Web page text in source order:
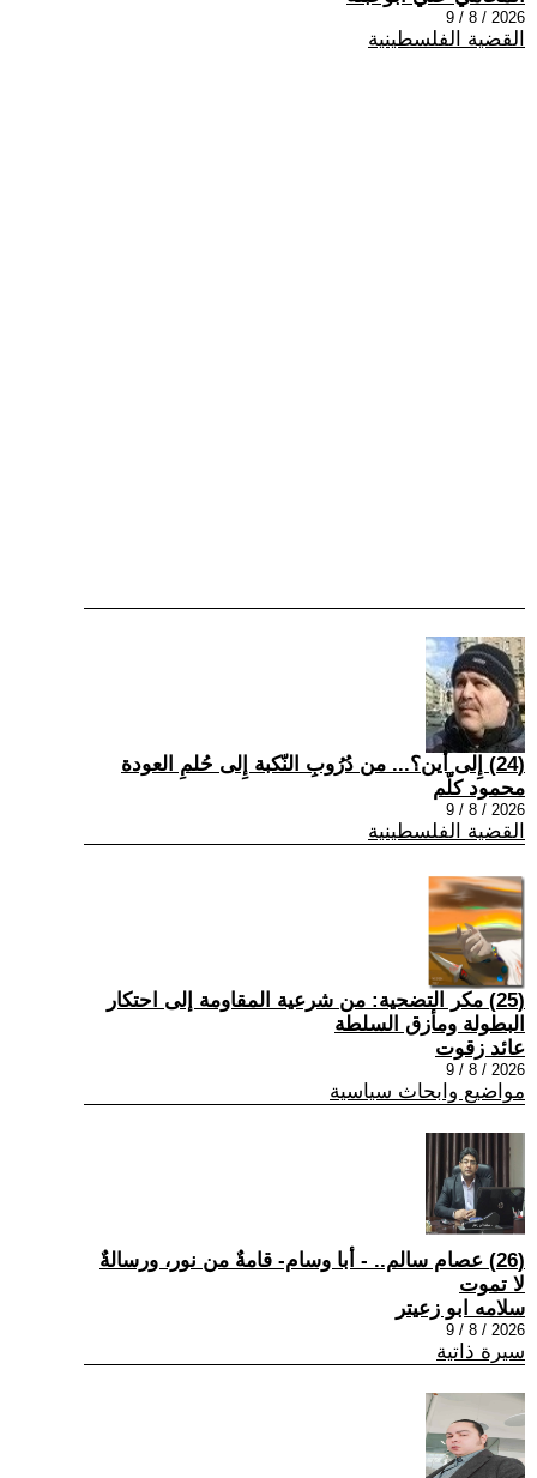
2026 / 8 / 9
القضية الفلسطينية
(24) إِلى أين؟... من دُرُوبِ النّكبة إِلى حُلمِ العودة
محمود كلّم
2026 / 8 / 9
القضية الفلسطينية
(25) مكر التضحية: من شرعية المقاومة إلى احتكار
البطولة ومأزق السلطة
عائد زقوت
2026 / 8 / 9
مواضيع وابحاث سياسية
(26) عصام سالم.. - أبا وسام- قامةٌ من نور، ورسالةٌ
لا تموت
سلامه ابو زعيتر
2026 / 8 / 9
سيرة ذاتية